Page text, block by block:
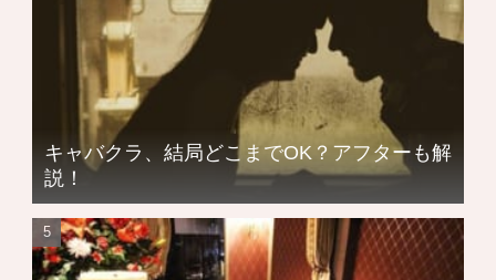
キャバクラ、結局どこまでOK？アフターも解
説！